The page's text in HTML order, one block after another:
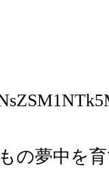
の夢中を